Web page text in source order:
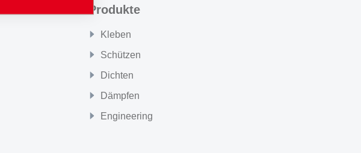
Produkte
Kleben
Schützen
Dichten
Dämpfen
Engineering